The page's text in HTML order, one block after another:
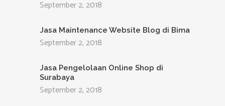
September 2, 2018
Jasa Maintenance Website Blog di Bima
September 2, 2018
Jasa Pengelolaan Online Shop di
Surabaya
September 2, 2018